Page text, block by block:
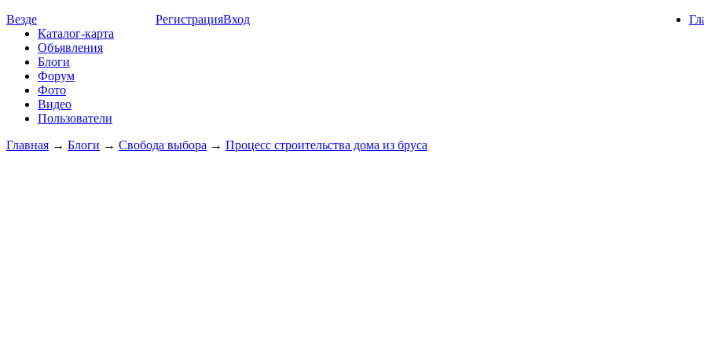
Везде РегистрацияВход
Каталог-карта
Объявления
Блоги
Форум
Фото
Видео
Пользователи
Главная → Блоги → Свобода выбора → Процесс строительства дома из бруса